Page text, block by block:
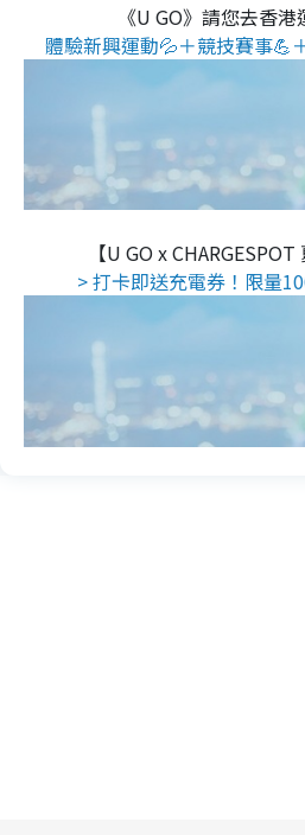
《U GO》請您去香港
體驗新興運動💦＋競技賽事💪
【U GO x CHARGESPOT
> 打卡即送充電券！限量